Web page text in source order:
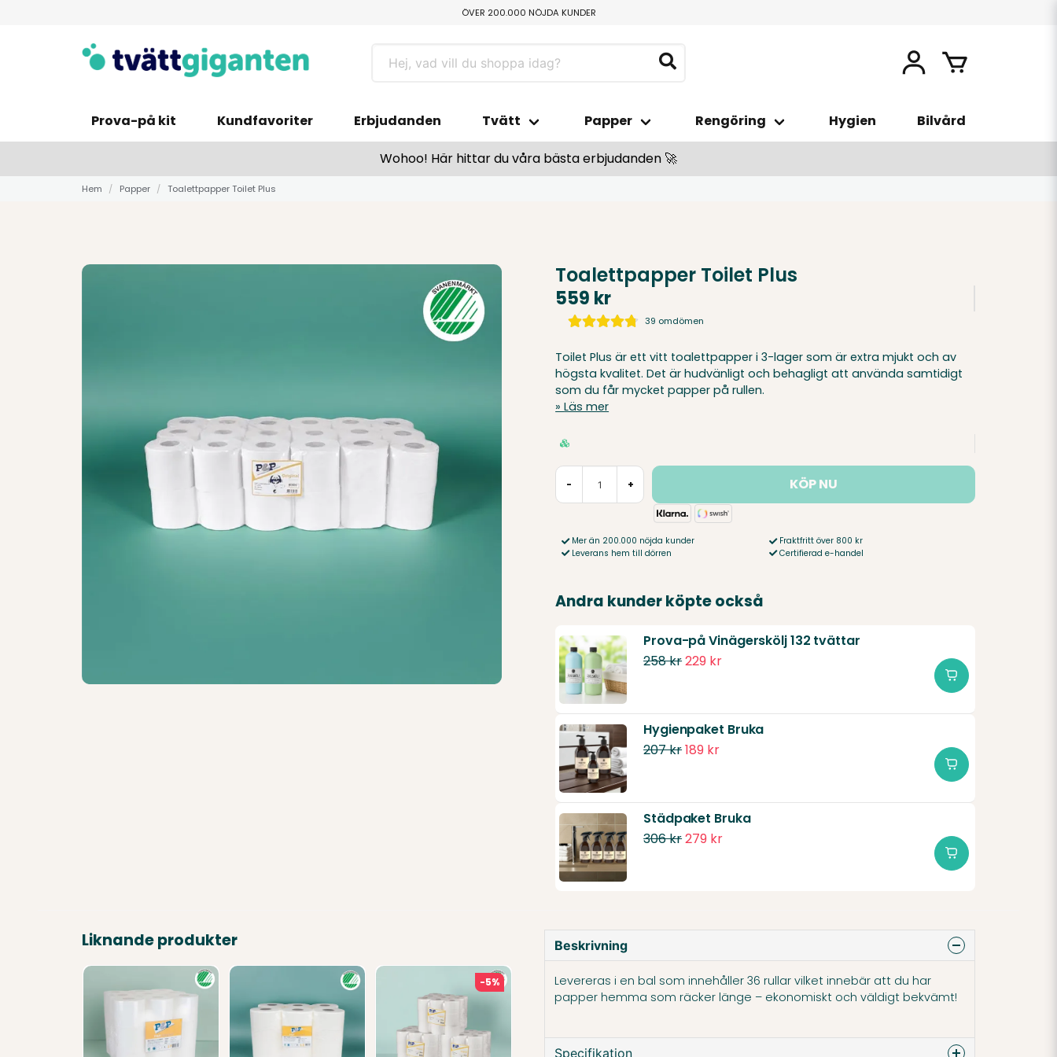
ÖVER 200.000 NÖJDA KUNDER
TILLVERKAS I SMÅLAND
Prova-på kit Kundfavoriter Erbjudanden Tvätt Papper Rengöring Hygien Bilvård
Wohoo! Här hittar du våra bästa erbjudanden 🚀
Hem Papper Toalettpapper Toilet Plus
Toalettpapper Toilet Plus
559 kr
39 omdömen
Toilet Plus är ett vitt toalettpapper i 3-lager som är extra mjukt och av
högsta kvalitet. Det är hudvänligt och behagligt att använda samtidigt
som du får mycket papper på rullen.
Läs mer
- + KÖP NU
Mer än 200.000 nöjda kunder
Leverans hem till dörren
Fraktfritt över 800 kr
Certifierad e-handel
Andra kunder köpte också
Prova-på Vinägerskölj 132 tvättar
258 kr229 kr
Hygienpaket Bruka
207 kr189 kr
Städpaket Bruka
306 kr279 kr
Liknande produkter
-5%
Beskrivning
Levereras i en bal som innehåller 36 rullar vilket innebär att du har
papper hemma som räcker länge – ekonomiskt och väldigt bekvämt!
Specifikation